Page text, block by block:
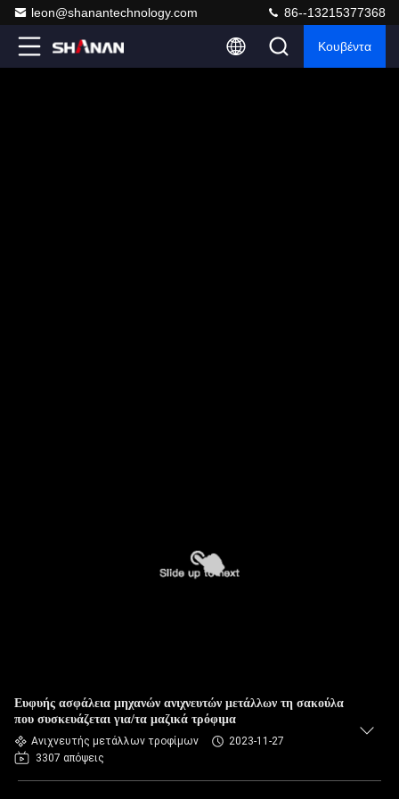
leon@shanantechnology.com 86--13215377368
Κουβέντα
Ευφυής ασφάλεια μηχανών ανιχνευτών μετάλλων τη σακούλα
που συσκευάζεται για/τα μαζικά τρόφιμα
Ανιχνευτής μετάλλων τροφίμων
2023-11-27
3307 απόψεις